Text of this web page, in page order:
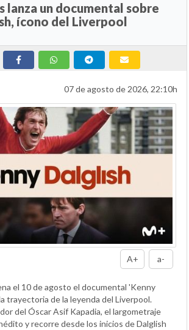
lanza un documental sobre
ícono del Liverpool
07 de agosto de 2026, 22:10h
A+ a-
el 10 de agosto el documental 'Kenny
trayectoria de la leyenda del Liverpool.
del Óscar Asif Kapadia, el largometraje
y recorre desde los inicios de Dalglish